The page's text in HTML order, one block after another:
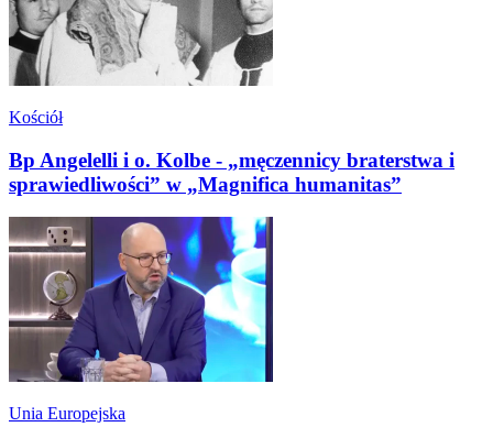
Kościół
Bp Angelelli i o. Kolbe - „męczennicy braterstwa i
sprawiedliwości” w „Magnifica humanitas”
Unia Europejska